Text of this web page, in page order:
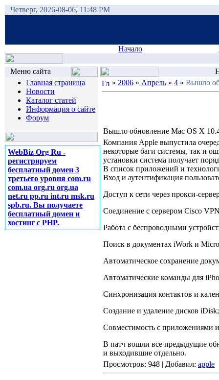
Четверг, 2026-08-06, 11:48 PM
Начало
Меню сайта
Главная страница
Новости
Каталог статей
Информация о сайте
Форум
WebBiz Org Ru -
регистрируем
бесплатный домен 3
третьего уровня com.ru
com.ua org.ru org.ua
net.ru pp.ru int.ru msk.ru
spb.ru. Вы получаете
бесплатный домен и
хостинг с PHP.
» 2006 » Апрель » 4 » Вышло
Вышло обновление Mac OS X
Компания Apple выпустила
некоторые баги системы, так и
установки система получает
В список приложений и
Вход и аутентификация
Доступ к сети через прокси-
Соединение с сервером Cisco
Работа с беспроводными
Поиск в документах iWork и
Автоматическое сохранение
Автоматические команды для
Синхронизация контактов и
Создание и удаление дисков iDisk;
Совместимость с приложениями
В патч вошли все предыдущие
и выходившие отдельно.
Просмотров: 948 | Добавил: apple